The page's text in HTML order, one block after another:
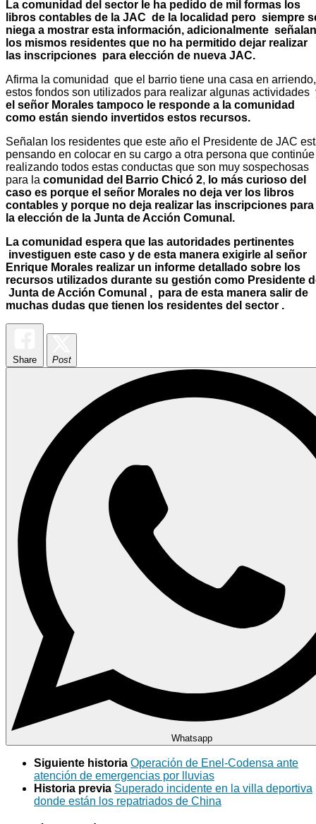
La comunidad del sector le ha pedido de mil formas los
libros contables de la JAC de la localidad pero siempre
niega a mostrar esta información, adicionalmente señalan
los mismos residentes que no ha permitido dejar realizar
las inscripciones para elección de nueva JAC.
Afirma la comunidad que el barrio tiene una casa en arriendo,
estos fondos son utilizados para realizar algunas actividades
el señor Morales tampoco le responde a la comunidad
como están siendo invertidos estos recursos.
Señalan los residentes que este año el Presidente de JAC
pensando en colocar en su cargo a otra persona que continúe
realizando todos estas conductas que son muy sospechosas
para la comunidad del Barrio Chicó 2, lo más curioso del
caso es porque el señor Morales no deja ver los libros
contables y porque no deja realizar las inscripciones para
la elección de la Junta de Acción Comunal.
La comunidad espera que las autoridades pertinentes
investiguen este caso y de esta manera exigirle al señor
Enrique Morales realizar un informe detallado sobre los
recursos utilizados durante su gestión como Presidente
Junta de Acción Comunal , para de esta manera salir de
muchas dudas que tienen los residentes del sector .
Share Post
Whatsapp
Siguiente historia Operación de Enel-Codensa ante
atención de emergencias por lluvias
Historia previa Superado incidente en la villa deportiva
donde están los repatriados de China